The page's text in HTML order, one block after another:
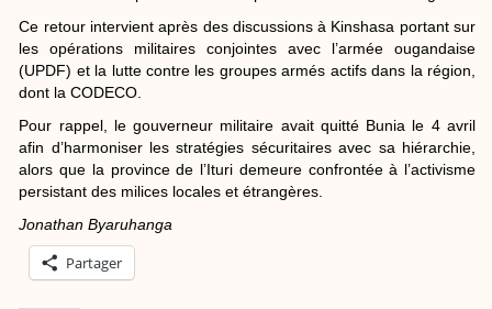
Ce retour intervient après des discussions à Kinshasa portant sur
les opérations militaires conjointes avec l’armée ougandaise
(UPDF) et la lutte contre les groupes armés actifs dans la région,
dont la CODECO.
Pour rappel, le gouverneur militaire avait quitté Bunia le 4 avril
afin d’harmoniser les stratégies sécuritaires avec sa hiérarchie,
alors que la province de l’Ituri demeure confrontée à l’activisme
persistant des milices locales et étrangères.
Jonathan Byaruhanga
Partager